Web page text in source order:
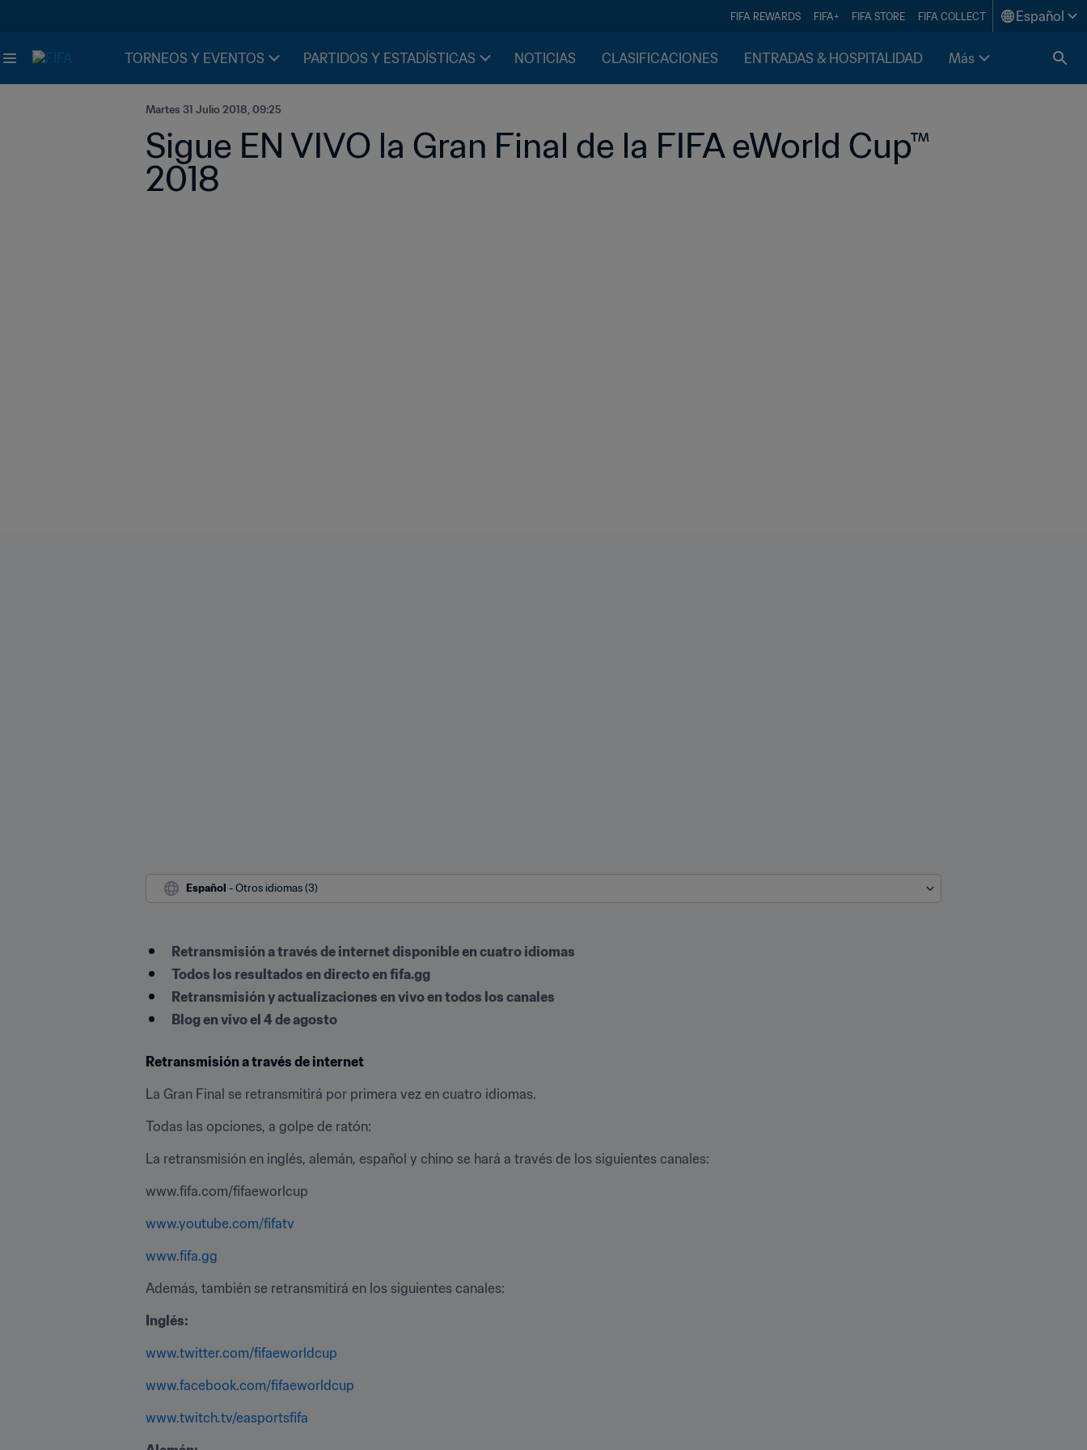
FIFA REWARDS FIFA+ FIFA STORE FIFA COLLECT Español
TORNEOS Y EVENTOS PARTIDOS Y ESTADÍSTICAS NOTICIAS CLASIFICACIONES ENTRADAS & HOSPITALIDAD Más
Martes 31 Julio 2018, 09:25
Sigue EN VIVO la Gran Final de la FIFA eWorld Cup™
2018
Español - Otros idiomas (3)
Retransmisión a través de internet disponible en cuatro idiomas
Todos los resultados en directo en fifa.gg
Retransmisión y actualizaciones en vivo en todos los canales
Blog en vivo el 4 de agosto
Retransmisión a través de internet
La Gran Final se retransmitirá por primera vez en cuatro idiomas.
Todas las opciones, a golpe de ratón:
La retransmisión en inglés, alemán, español y chino se hará a través de los siguientes canales:
www.fifa.com/fifaeworlcup
www.youtube.com/fifatv
www.fifa.gg
Además, también se retransmitirá en los siguientes canales:
Inglés:
www.twitter.com/fifaeworldcup
www.facebook.com/fifaeworldcup
www.twitch.tv/easportsfifa